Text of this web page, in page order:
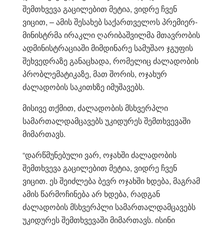
შემთხვევა გაცილებით მეტია, ვიდრე ჩვენ
ვიცით, – ამის შესახებ საქართველოს პრემიერ-
მინისტრმა ირაკლი ღარიბაშვილმა მთავრობის
ადმინისტრაციაში მიმდინარე სამუშაო ჯგუფის
შეხვედრაზე განაცხადა, რომელიც ძალადობის
პრობლემატიკაზე, მათ შორის, ოჯახურ
ძალადობის საკითხზე იმუშავებს.
მისივე თქმით, ძალადობის მსხვერპლი
სამართალდამცავებს უკიდურეს შემთხვევაში
მიმართავს.
“დარწმუნებული ვარ, ოჯახში ძალადობის
შემთხვევა გაცილებით მეტია, ვიდრე ჩვენ
ვიცით. ეს შეიძლება ბევრ ოჯახში ხდება, მაგრამ
ამის წარმოჩინება არ ხდება, რადგან
ძალადობის მსხვერპლი სამართალდამცავებს
უკიდურეს შემთხვევაში მიმართავს. ისინი